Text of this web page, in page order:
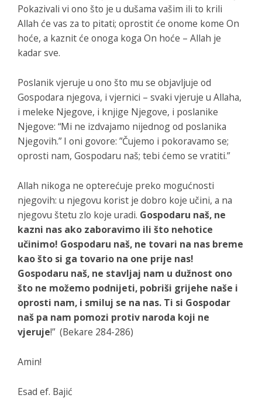
Pokazivali vi ono što je u dušama vašim ili to krili
Allah će vas za to pitati; oprostit će onome kome On
hoće, a kaznit će onoga koga On hoće – Allah je
kadar sve.
Poslanik vjeruje u ono što mu se objavljuje od
Gospodara njegova, i vjernici – svaki vjeruje u Allaha,
i meleke Njegove, i knjige Njegove, i poslanike
Njegove: “Mi ne izdvajamo nijednog od poslanika
Njegovih.” I oni govore: ”Čujemo i pokoravamo se;
oprosti nam, Gospodaru naš; tebi ćemo se vratiti.”
Allah nikoga ne opterećuje preko mogućnosti
njegovih: u njegovu korist je dobro koje učini, a na
njegovu štetu zlo koje uradi. Gospodaru naš, ne
kazni nas ako zaboravimo ili što nehotice
učinimo! Gospodaru naš, ne tovari na nas breme
kao što si ga tovario na one prije nas!
Gospodaru naš, ne stavljaj nam u dužnost ono
što ne možemo podnijeti, pobriši grijehe naše i
oprosti nam, i smiluj se na nas. Ti si Gospodar
naš pa nam pomozi protiv naroda koji ne
vjeruje!” (Bekare 284-286)
Amin!
Esad ef. Bajić